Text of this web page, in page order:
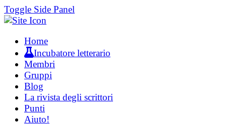
Toggle Side Panel
Home
Incubatore letterario
Membri
Gruppi
Blog
La rivista degli scrittori
Punti
Aiuto!